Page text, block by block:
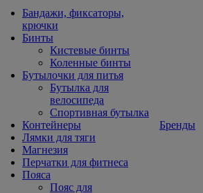
Бандажи, фиксаторы,
крючки
Бинты
Кистевые бинты
Коленные бинты
Бутылочки для питья
Бутылка для
велосипеда
Спортивная бутылка
Контейнеры
Лямки для тяги
Магнезия
Перчатки для фитнеса
Пояса
Пояс для
Бренды